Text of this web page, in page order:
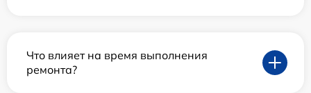
Что влияет на время выполнения
ремонта?